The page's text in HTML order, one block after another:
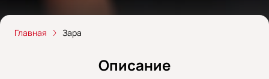
Главная Зара
Описание